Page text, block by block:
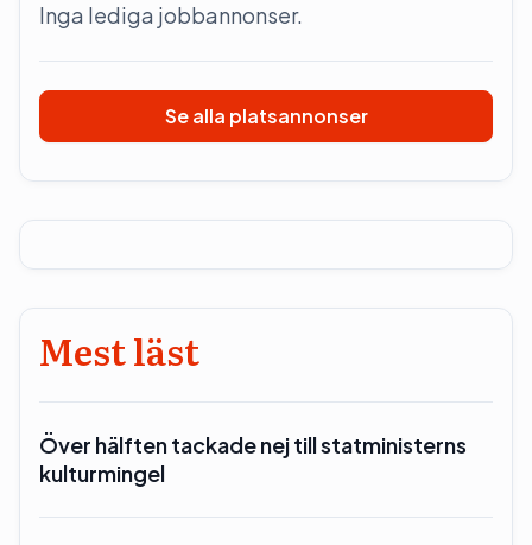
Inga lediga jobbannonser.
Se alla platsannonser
Mest läst
Över hälften tackade nej till statministerns
kulturmingel